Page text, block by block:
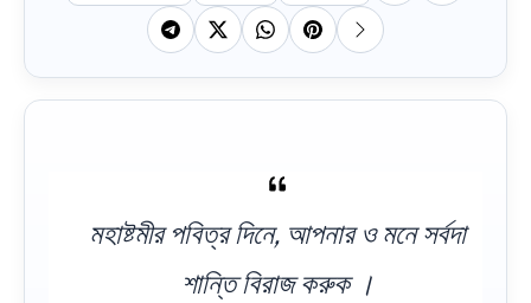
মহাষ্টমীর পবিত্র দিনে, আপনার ও মনে সর্বদা
শান্তি বিরাজ করুক ।